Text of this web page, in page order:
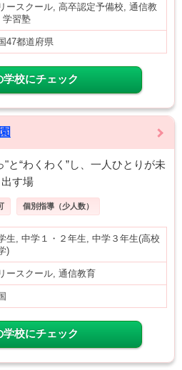
ースクール, 高卒認定予備校, 通信教
学習塾
47都道府県
学校にチェック
"と“わくわく”し、一人ひとりが未
す場
個別指導（少人数）
生, 中学１・２年生, 中学３年生(高校
)
ースクール, 通信教育
学校にチェック